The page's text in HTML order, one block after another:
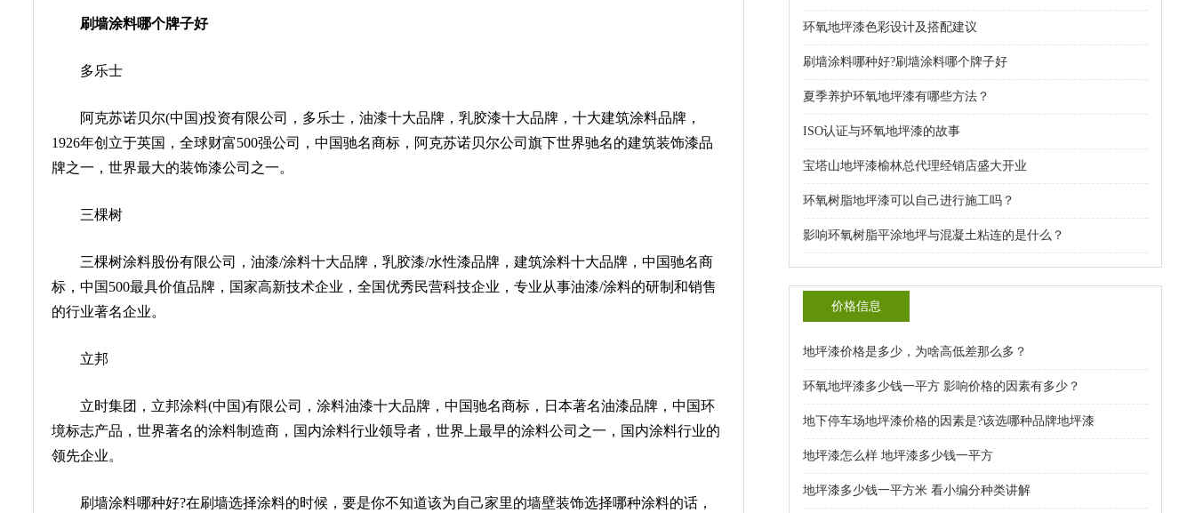
刷墙涂料哪个牌子好
多乐士
阿克苏诺贝尔(中国)投资有限公司，多乐士，油漆十大品牌，乳胶漆十大品牌，十大建筑涂料品牌，
1926年创立于英国，全球财富500强公司，中国驰名商标，阿克苏诺贝尔公司旗下世界驰名的建筑装饰漆品
牌之一，世界最大的装饰漆公司之一。
三棵树
三棵树涂料股份有限公司，油漆/涂料十大品牌，乳胶漆/水性漆品牌，建筑涂料十大品牌，中国驰名商
标，中国500最具价值品牌，国家高新技术企业，全国优秀民营科技企业，专业从事油漆/涂料的研制和销售
的行业著名企业。
立邦
立时集团，立邦涂料(中国)有限公司，涂料油漆十大品牌，中国驰名商标，日本著名油漆品牌，中国环
境标志产品，世界著名的涂料制造商，国内涂料行业领导者，世界上最早的涂料公司之一，国内涂料行业的
领先企业。
刷墙涂料哪种好?在刷墙选择涂料的时候，要是你不知道该为自己家里的墙壁装饰选择哪种涂料的话，
环氧地坪漆色彩设计及搭配建议
刷墙涂料哪种好?刷墙涂料哪个牌子好
夏季养护环氧地坪漆有哪些方法？
ISO认证与环氧地坪漆的故事
宝塔山地坪漆榆林总代理经销店盛大开业
环氧树脂地坪漆可以自己进行施工吗？
影响环氧树脂平涂地坪与混凝土粘连的是什么？
价格信息
地坪漆价格是多少，为啥高低差那么多？
环氧地坪漆多少钱一平方 影响价格的因素有多少？
地下停车场地坪漆价格的因素是?该选哪种品牌地坪漆
地坪漆怎么样 地坪漆多少钱一平方
地坪漆多少钱一平方米 看小编分种类讲解